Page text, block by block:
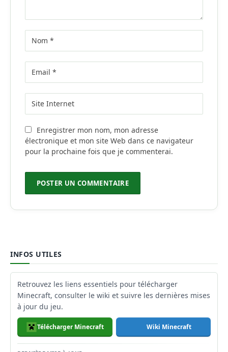
Enregistrer mon nom, mon adresse
électronique et mon site Web dans ce navigateur
pour la prochaine fois que je commenterai.
INFOS UTILES
Retrouvez les liens essentiels pour télécharger
Minecraft, consulter le wiki et suivre les dernières mises
à jour du jeu.
Télécharger Minecraft Wiki Minecraft